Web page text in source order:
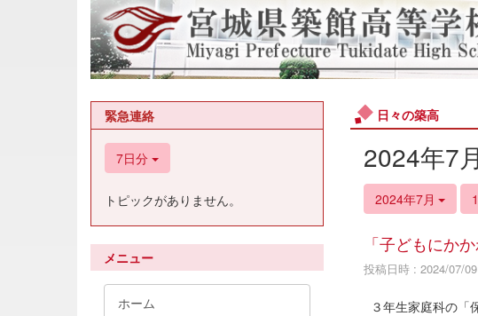
日々の築高
2024年7
2024年7月
「子どもにか
投稿日時 : 2024/07/09
３年生家庭科の「
緊急連絡
7日分
トピックがありません。
メニュー
ホーム